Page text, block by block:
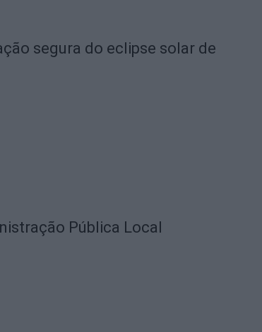
segura do eclipse solar de
Pública Local